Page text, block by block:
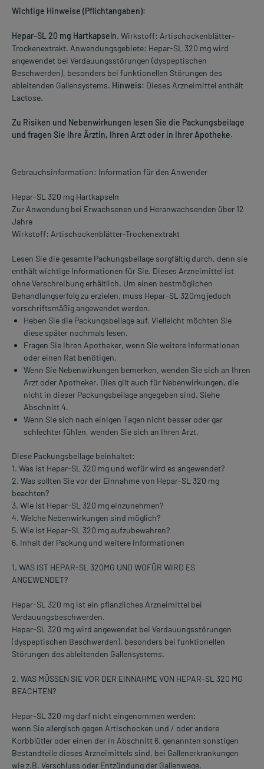
Wichtige Hinweise (Pflichtangaben):
Hepar-SL 20 mg Hartkapseln. Wirkstoff: Artischockenblätter-
Trockenextrakt. Anwendungsgebiete: Hepar-SL 320 mg wird
angewendet bei Verdauungsstörungen (dyspeptischen
Beschwerden), besonders bei funktionellen Störungen des
ableitenden Gallensystems. Hinweis: Dieses Arzneimittel enthält
Lactose.
Zu Risiken und Nebenwirkungen lesen Sie die Packungsbeilage
und fragen Sie Ihre Ärztin, Ihren Arzt oder in Ihrer Apotheke.
Gebrauchsinformation: Information für den Anwender
Hepar-SL 320 mg Hartkapseln
Zur Anwendung bei Erwachsenen und Heranwachsenden über 12
Jahre
Wirkstoff: Artischockenblätter-Trockenextrakt
Lesen Sie die gesamte Packungsbeilage sorgfältig durch, denn sie
enthält wichtige Informationen für Sie. Dieses Arzneimittel ist
ohne Verschreibung erhältlich. Um einen bestmöglichen
Behandlungserfolg zu erzielen, muss Hepar-SL 320mg jedoch
vorschriftsmäßig angewendet werden.
Heben Sie die Packungsbeilage auf. Vielleicht möchten Sie
diese später nochmals lesen.
Fragen Sie Ihren Apotheker, wenn Sie weitere Informationen
oder einen Rat benötigen.
Wenn Sie Nebenwirkungen bemerken, wenden Sie sich an Ihren
Arzt oder Apotheker. Dies gilt auch für Nebenwirkungen, die
nicht in dieser Packungsbeilage angegeben sind. Siehe
Abschnitt 4.
Wenn Sie sich nach einigen Tagen nicht besser oder gar
schlechter fühlen, wenden Sie sich an Ihren Arzt.
Diese Packungsbeilage beinhaltet:
1. Was ist Hepar-SL 320 mg und wofür wird es angewendet?
2. Was sollten Sie vor der Einnahme von Hepar-SL 320 mg
beachten?
3. Wie ist Hepar-SL 320 mg einzunehmen?
4. Welche Nebenwirkungen sind möglich?
5. Wie ist Hepar-SL 320 mg aufzubewahren?
6. Inhalt der Packung und weitere Informationen
1. WAS IST HEPAR-SL 320MG UND WOFÜR WIRD ES
ANGEWENDET?
Hepar-SL 320 mg ist ein pflanzliches Arzneimittel bei
Verdauungsbeschwerden.
Hepar-SL 320 mg wird angewendet bei Verdauungsstörungen
(dyspeptischen Beschwerden), besonders bei funktionellen
Störungen des ableitenden Gallensystems.
2. WAS MÜSSEN SIE VOR DER EINNAHME VON HEPAR-SL 320 MG
BEACHTEN?
Hepar-SL 320 mg darf nicht eingenommen werden:
wenn Sie allergisch gegen Artischocken und / oder andere
Korbblütler oder einen der in Abschnitt 6. genannten sonstigen
Bestandteile dieses Arzneimittels sind, bei Gallenerkrankungen
wie z.B. Verschluss oder Entzündung der Gallenwege,